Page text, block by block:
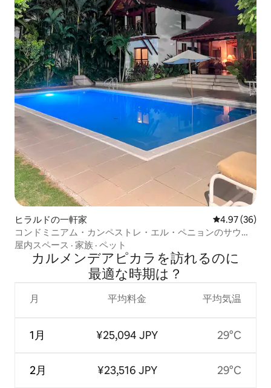
ヒラルドの一軒家 レビュー36
4.97 (36)
コンドミニアム・カンペストレ・エル・ペニョンのサウナ
付きの家
屋内スペース · 家族 · ペット
カルメンデアピカラを訪⁠れ⁠るの⁠に
最⁠適⁠な時⁠期⁠は⁠？
月
1月
2月
平均料金
¥25,094 JPY
¥23,516 JPY
平均気温
29°C
29°C